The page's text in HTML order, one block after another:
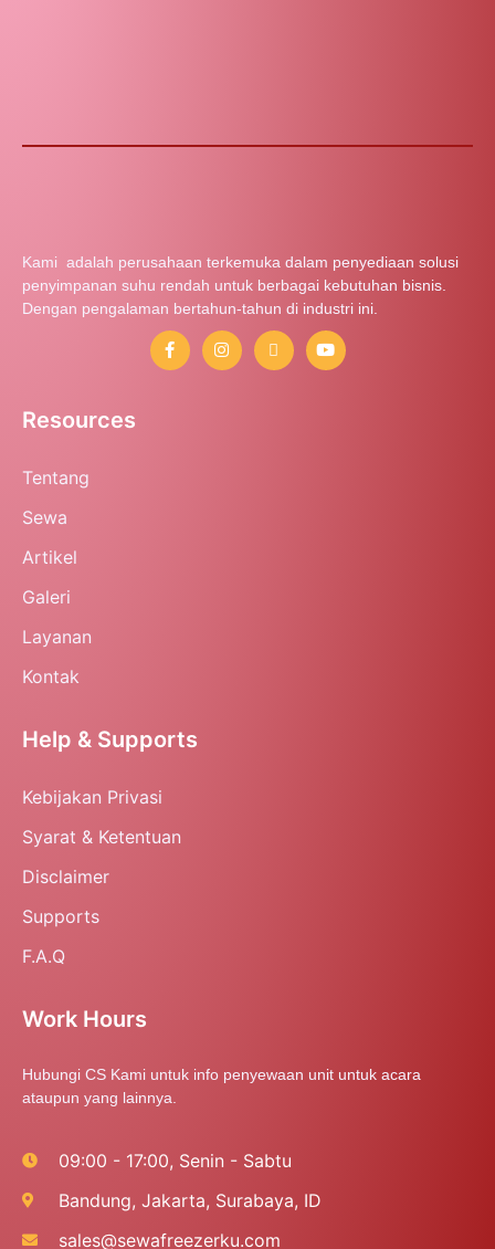
Kami adalah perusahaan terkemuka dalam penyediaan solusi
penyimpanan suhu rendah untuk berbagai kebutuhan bisnis.
Dengan pengalaman bertahun-tahun di industri ini.
Resources
Tentang
Sewa
Artikel
Galeri
Layanan
Kontak
Help & Supports
Kebijakan Privasi
Syarat & Ketentuan
Disclaimer
Supports
F.A.Q
Work Hours
Hubungi CS Kami untuk info penyewaan unit untuk acara
ataupun yang lainnya.
09:00 - 17:00, Senin - Sabtu
Bandung, Jakarta, Surabaya, ID
sales@sewafreezerku.com